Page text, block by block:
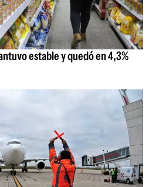
estable y quedó en 4,3%